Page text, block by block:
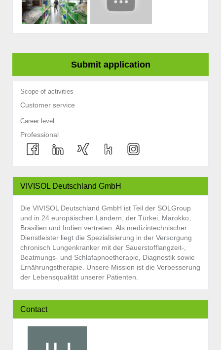
Submit application
Scope of activities
Customer service
Career level
Professional
VIVISOL Deutschland GmbH
Die VIVISOL Deutschland GmbH ist Teil der SOLGroup
und in 24 europäischen Ländern, der Türkei, Marokko,
Brasilien und Indien vertreten. Als medizintechnischer
Dienstleister liegt die Spezialisierung in der Versorgung
chronisch Lungenkranker mit der Sauerstofflangzeit-,
Beatmungs- und Schlafapnoetherapie, Diagnostik sowie
Ernährungstherapie. Unsere Mission ist die Verbesserung
der Lebensqualität unserer Patienten.
Contact